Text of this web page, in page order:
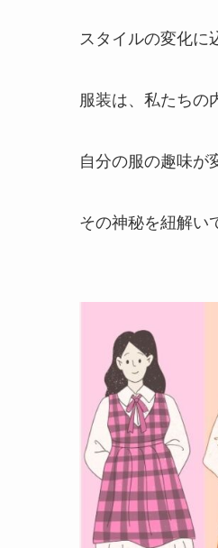
スタイルの変化に
服装は、私たちの
自分の服の趣味が
その神秘を紐解い